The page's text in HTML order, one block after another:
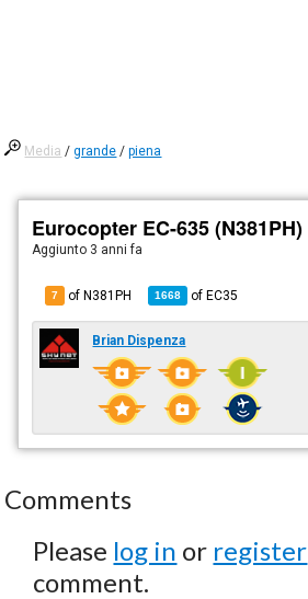
Media /grande /piena
Eurocopter EC-635 (N381PH)
Aggiunto 3 anni fa
7 of N381PH 1668 ofEC35
Brian Dispenza
Comments
Please log in or register
comment.